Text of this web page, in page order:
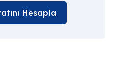
Hesapla